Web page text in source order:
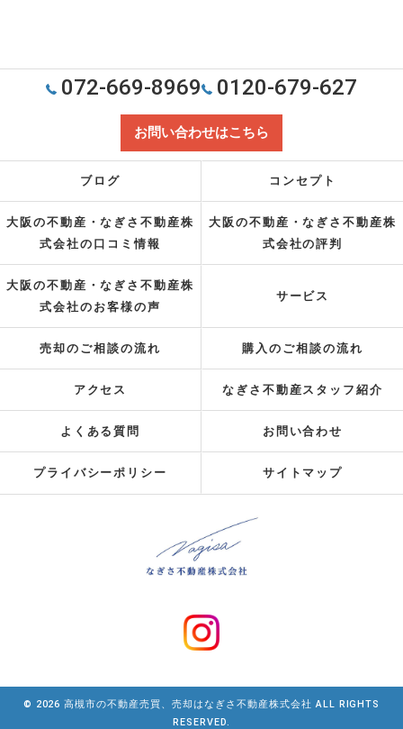
072-669-8969 0120-679-627
お問い合わせはこちら
ブログ コンセプト
大阪の不動産・なぎさ不動産株
式会社の口コミ情報
大阪の不動産・なぎさ不動産株
式会社の評判
大阪の不動産・なぎさ不動産株
式会社のお客様の声
サービス
売却のご相談の流れ 購入のご相談の流れ
アクセス なぎさ不動産スタッフ紹介
よくある質問 お問い合わせ
プライバシーポリシー サイトマップ
© 2026 高槻市の不動産売買、売却はなぎさ不動産株式会社 ALL RIGHTS
RESERVED.